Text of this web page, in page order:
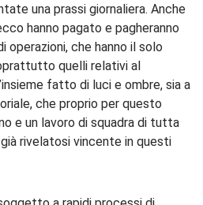
una prassi giornaliera. Anche
hanno pagato e pagheranno
che hanno il solo
quelli relativi al
fatto di luci e ombre, sia a
che proprio per questo
e un lavoro di squadra di tutta
rivelatosi vincente in questi